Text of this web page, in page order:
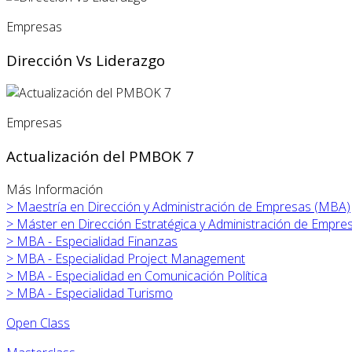
Empresas
Dirección Vs Liderazgo
Empresas
Actualización del PMBOK 7
Más Información
> Maestría en Dirección y Administración de Empresas (MBA)
> Máster en Dirección Estratégica y Administración de
> MBA - Especialidad Finanzas
> MBA - Especialidad Project Management
> MBA - Especialidad en Comunicación Política
> MBA - Especialidad Turismo
Open Class